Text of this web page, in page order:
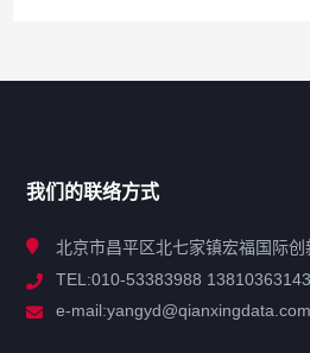
解决方案
我们的联络方式
北京市昌平区北七家镇宏福国际
TEL:010-53383988 13810363143
e-mail:yangyd@qianxingdata.com